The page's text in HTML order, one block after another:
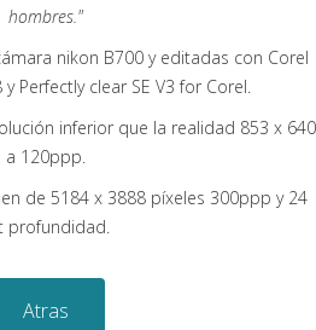
hombres."
nikon B700 y editadas con Corel
Perfectly clear SE V3 for Corel.
inferior que la realidad 853 x 640
a 120ppp.
de 5184 x 3888 píxeles 300ppp y 24
profundidad.
Atras